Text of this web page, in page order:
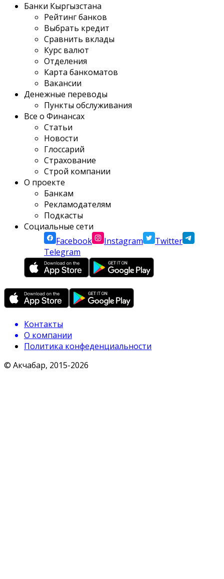
Банки Кыргызстана
Рейтинг банков
Выбрать кредит
Сравнить вклады
Курс валют
Отделения
Карта банкоматов
Вакансии
Денежные переводы
Пункты обслуживания
Все о Финансах
Статьи
Новости
Глоссарий
Страхование
Строй компании
О проекте
Банкам
Рекламодателям
Подкасты
Социальные сети
Facebook
Instagram
Twitter
Telegram
Контакты
О компании
Политика конфеденциальности
© Акчабар, 2015-2026